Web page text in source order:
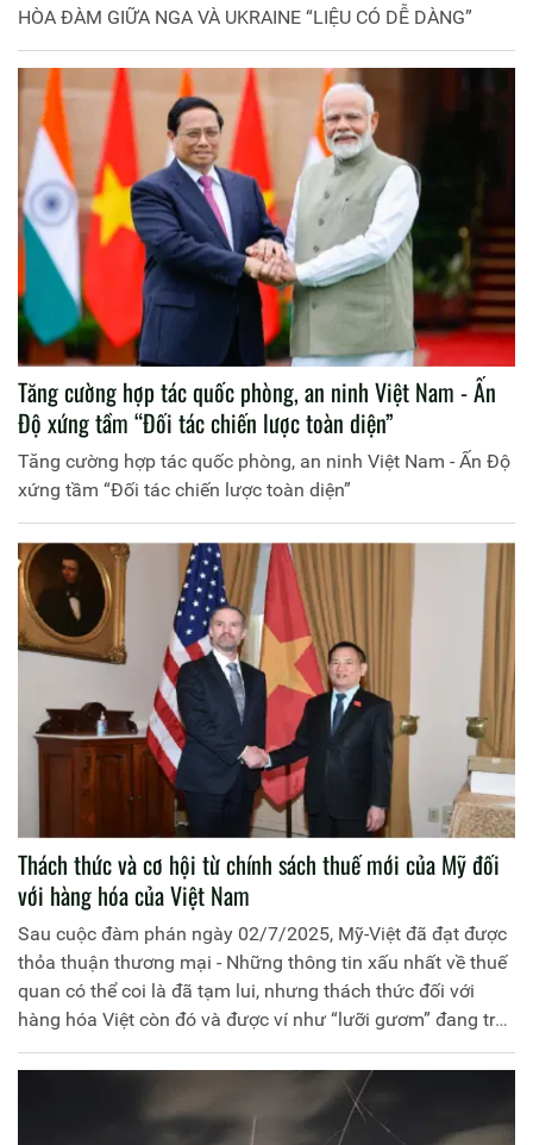
HÒA ĐÀM GIỮA NGA VÀ UKRAINE “LIỆU CÓ DỄ DÀNG”
Tăng cường hợp tác quốc phòng, an ninh Việt Nam - Ấn
Độ xứng tầm “Đối tác chiến lược toàn diện”
Tăng cường hợp tác quốc phòng, an ninh Việt Nam - Ấn Độ
xứng tầm “Đối tác chiến lược toàn diện”
Thách thức và cơ hội từ chính sách thuế mới của Mỹ đối
với hàng hóa của Việt Nam
Sau cuộc đàm phán ngày 02/7/2025, Mỹ-Việt đã đạt được
thỏa thuận thương mại - Những thông tin xấu nhất về thuế
quan có thể coi là đã tạm lui, nhưng thách thức đối với
hàng hóa Việt còn đó và được ví như “lưỡi gươm” đang treo
lơ lửng trước nhiều ngành sản xuất trong nước.